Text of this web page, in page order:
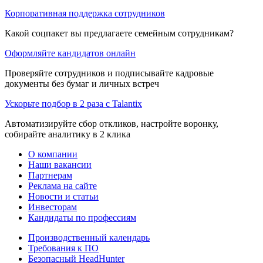
Корпоративная поддержка сотрудников
Какой соцпакет вы предлагаете семейным сотрудникам?
Оформляйте кандидатов онлайн
Проверяйте сотрудников и подписывайте кадровые
документы без бумаг и личных встреч
Ускорьте подбор в 2 раза с Talantix
Автоматизируйте сбор откликов, настройте воронку,
собирайте аналитику в 2 клика
О компании
Наши вакансии
Партнерам
Реклама на сайте
Новости и статьи
Инвесторам
Кандидаты по профессиям
Производственный календарь
Требования к ПО
Безопасный HeadHunter